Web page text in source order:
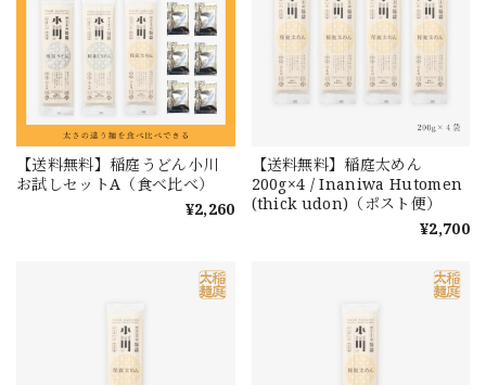
【送料無料】稲庭うどん小川
お試しセットA（食べ比べ）
¥2,260
【送料無料】稲庭太めん
200g×4 / Inaniwa Hutomen
(thick udon)（ポスト便）
¥2,700